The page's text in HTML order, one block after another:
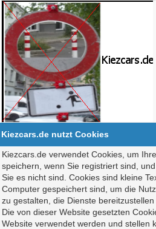
Kiezcars.de nutzt Cookies
Kiezcars.de verwendet Cookies, um
speichern, wenn Sie registriert sind,
Sie es nicht sind. Cookies sind kleine
Computer gespeichert sind, um die
zu gestalten, die Dienste
Die von dieser Website gesetzten
Website verwendet werden und stellen